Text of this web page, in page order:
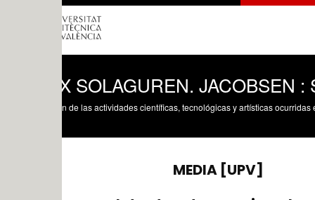
SOLAGUREN. JACOBSEN : SILLAS
de las actividades científicas, tecnológicas y artísticas ocurridas en los tres